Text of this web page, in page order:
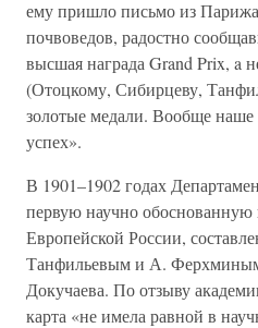
ему пришло письмо из
почвоведов, радостно
высшая награда Grand Prix, a
(Отоцкому, Сибирцеву,
золотые медали. Вообще наше
успех».
В 1901–1902 годах
первую научно
Европейской России,
Танфильевым и А.
Докучаева. По отзыву
карта «не имела равной в